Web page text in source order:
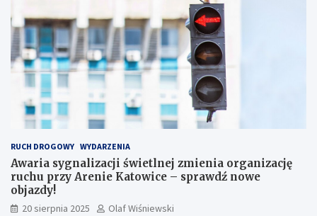
RUCH DROGOWY WYDARZENIA
Awaria sygnalizacji świetlnej zmienia organizację
ruchu przy Arenie Katowice – sprawdź nowe
objazdy!
20 sierpnia 2025
Olaf Wiśniewski